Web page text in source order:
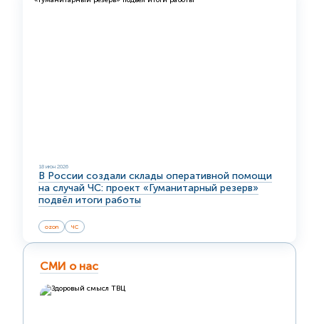
18 июн 2026
В России создали склады оперативной помощи
на случай ЧС: проект «Гуманитарный резерв»
подвёл итоги работы
ozon ЧС
СМИ о нас